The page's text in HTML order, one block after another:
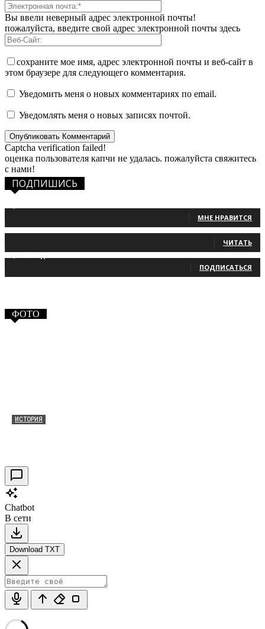
Вы ввели неверный адрес электронной почты!
пожалуйста, введите свой адрес электронной почты здесь
сохраните мое имя, адрес электронной почты и веб-сайт в
этом браузере для следующего комментария.
Уведомить меня о новых комментариях по email.
Уведомлять меня о новых записях почтой.
Captcha verification failed!
оценка пользователя капчи не удалась. пожалуйста свяжитесь
с нами!
ПОДПИШИСЬ
МНЕ НРАВИТСЯ
ЧИТАТЬ
ПОДПИСАТЬСЯ
ФОТО
ИСТОРИЯ
Chatbot
В сети
Download TXT